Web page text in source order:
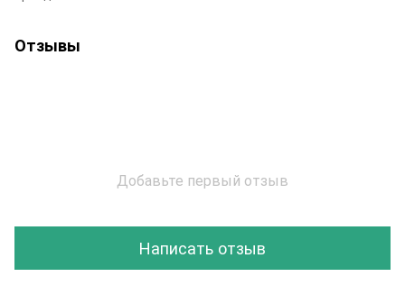
Отзывы
Добавьте первый отзыв
Написать отзыв